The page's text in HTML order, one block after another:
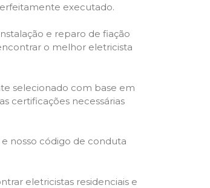
executado.
e reparo de fiação
o melhor eletricista
selecionado com base em
certificações necessárias
nosso código de conduta
eletricistas residenciais e